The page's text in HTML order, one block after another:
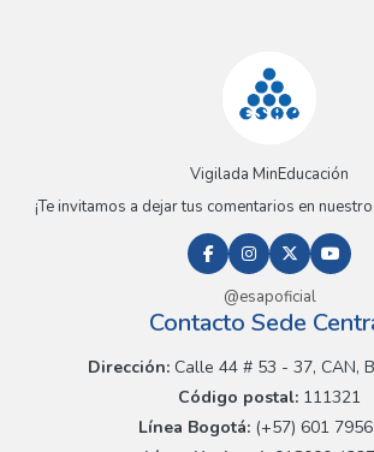
Vigilada MinEducación
¡Te invitamos a dejar tus comentarios en
@esapoficial
Contacto Sede
Dirección:Calle 44 # 53 - 37, CAN,
Código postal: 111321
Línea Bogotá:(+57) 601